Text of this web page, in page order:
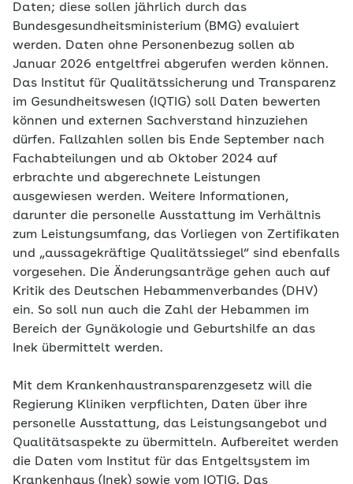
Daten; diese sollen jährlich durch das
Bundesgesundheitsministerium (BMG) evaluiert
werden. Daten ohne Personenbezug sollen ab
Januar 2026 entgeltfrei abgerufen werden können.
Das Institut für Qualitätssicherung und Transparenz
im Gesundheitswesen (IQTIG) soll Daten bewerten
können und externen Sachverstand hinzuziehen
dürfen. Fallzahlen sollen bis Ende September nach
Fachabteilungen und ab Oktober 2024 auf
erbrachte und abgerechnete Leistungen
ausgewiesen werden. Weitere Informationen,
darunter die personelle Ausstattung im Verhältnis
zum Leistungsumfang, das Vorliegen von Zertifikaten
und „aussagekräftige Qualitätssiegel“ sind ebenfalls
vorgesehen. Die Änderungsanträge gehen auch auf
Kritik des Deutschen Hebammenverbandes (DHV)
ein. So soll nun auch die Zahl der Hebammen im
Bereich der Gynäkologie und Geburtshilfe an das
Inek übermittelt werden.
Mit dem Krankenhaustransparenzgesetz will die
Regierung Kliniken verpflichten, Daten über ihre
personelle Ausstattung, das Leistungsangebot und
Qualitätsaspekte zu übermitteln. Aufbereitet werden
die Daten vom Institut für das Entgeltsystem im
Krankenhaus (Inek) sowie vom IQTIG. Das